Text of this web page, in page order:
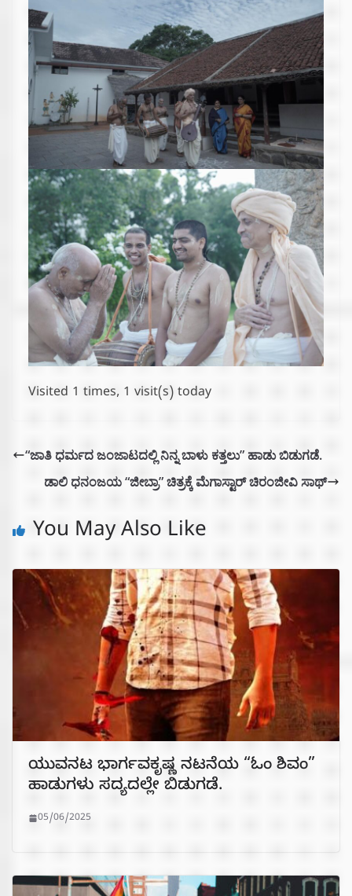
Visited 1 times, 1 visit(s) today
“ಜಾತಿ ಧರ್ಮದ ಜಂಜಾಟದಲ್ಲಿ ನಿನ್ನ ಬಾಳು ಕತ್ತಲು” ಹಾಡು ಬಿಡುಗಡೆ.
ಡಾಲಿ ಧನಂಜಯ “ಜೀಬ್ರಾ” ಚಿತ್ರಕ್ಕೆ ಮೆಗಾಸ್ಟಾರ್ ಚಿರಂಜೀವಿ ಸಾಥ್
You May Also Like
ಯುವನಟ ಭಾರ್ಗವಕೃಷ್ಣ ನಟನೆಯ “ಓಂ ಶಿವಂ”
ಹಾಡುಗಳು ಸದ್ಯದಲ್ಲೇ ಬಿಡುಗಡೆ.
05/06/2025